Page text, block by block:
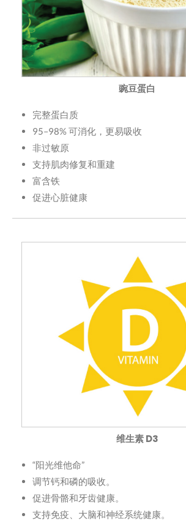
豌豆蛋白
完整蛋白质
95–98% 可消化，更易吸收
非过敏原
支持肌肉修复和重建
富含铁
促进心脏健康
维生素 D3
“阳光维他命”
调节钙和磷的吸收。
促进骨骼和牙齿健康。
支持免疫、大脑和神经系统健康。